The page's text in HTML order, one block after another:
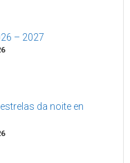
– 2027
da noite en